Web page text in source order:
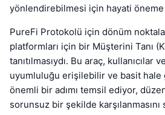
yönlendirebilmesi için hayati
PureFi Protokolü için dönüm
platformları için bir Müşterini Tanı
tanıtılmasıydı. Bu araç,
uyumluluğu erişilebilir ve basit hale
önemli bir adımı temsil ediyor,
sorunsuz bir şekilde karşılanmasını